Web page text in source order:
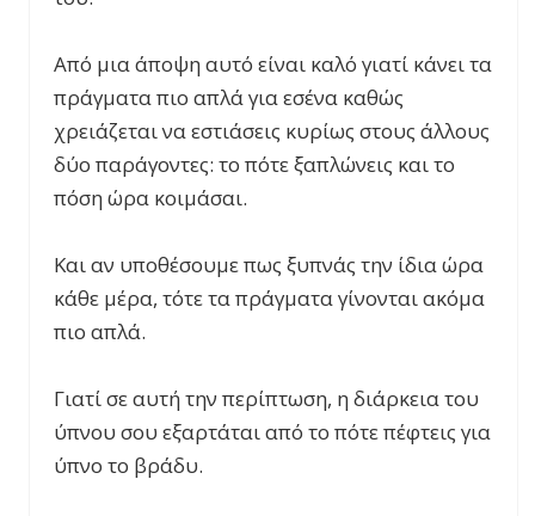
Από μια άποψη αυτό είναι καλό γιατί κάνει τα
πράγματα πιο απλά για εσένα καθώς
χρειάζεται να εστιάσεις κυρίως στους άλλους
δύο παράγοντες: το πότε ξαπλώνεις και το
πόση ώρα κοιμάσαι.
Και αν υποθέσουμε πως ξυπνάς την ίδια ώρα
κάθε μέρα, τότε τα πράγματα γίνονται ακόμα
πιο απλά.
Γιατί σε αυτή την περίπτωση, η διάρκεια του
ύπνου σου εξαρτάται από το πότε πέφτεις για
ύπνο το βράδυ.